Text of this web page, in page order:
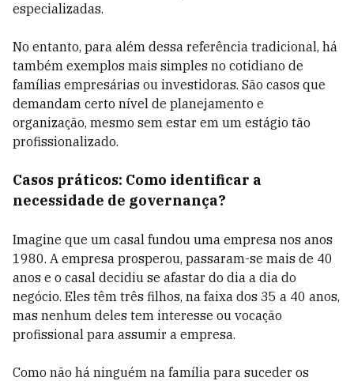
especializadas.
No entanto, para além dessa referência tradicional, há
também exemplos mais simples no cotidiano de
famílias empresárias ou investidoras. São casos que
demandam certo nível de planejamento e
organização, mesmo sem estar em um estágio tão
profissionalizado.
Casos práticos: Como identificar a
necessidade de governança?
Imagine que um casal fundou uma empresa nos anos
1980. A empresa prosperou, passaram-se mais de 40
anos e o casal decidiu se afastar do dia a dia do
negócio. Eles têm três filhos, na faixa dos 35 a 40 anos,
mas nenhum deles tem interesse ou vocação
profissional para assumir a empresa.
Como não há ninguém na família para suceder os